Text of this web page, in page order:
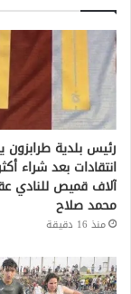
رئيس بلدية طرابزون
آلاف قميص للنادي
محمد صلاح
منذ 16 دقيقة